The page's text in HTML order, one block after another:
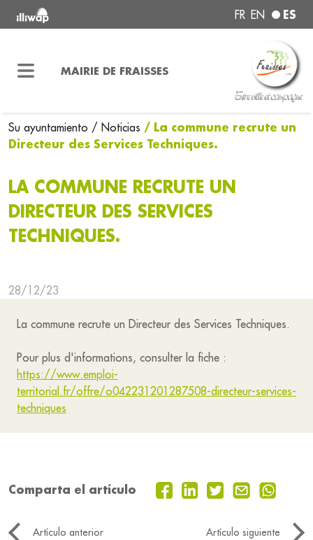
FR EN ES
MAIRIE DE FRAISSES
Su ayuntamiento / Noticias / La commune recrute un
Directeur des Services Techniques.
LA COMMUNE RECRUTE UN
DIRECTEUR DES SERVICES
TECHNIQUES.
28/12/23
La commune recrute un Directeur des Services Techniques.
Pour plus d'informations, consulter la fiche :
https://www.emploi-
territorial.fr/offre/o042231201287508-directeur-services-
techniques
Comparta el artículo
Artículo anterior
Artículo siguiente